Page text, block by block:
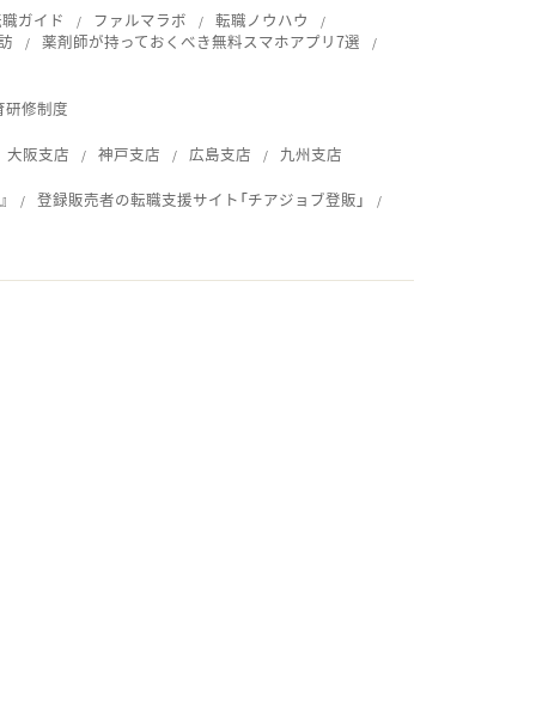
ガイド ファルマラボ
転職ノウハウ
薬剤師が持っておくべき無料スマホアプリ7選
研修制度
大阪支店
神戸支店 広島支店
九州支店
登録販売者の転職支援サイト「チアジョブ登販」